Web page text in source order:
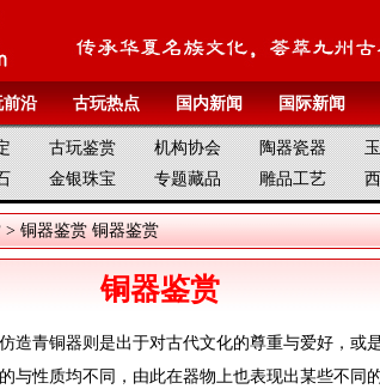
前沿 古玩热点 国内新闻 国际新闻
古玩鉴赏 机构协会 陶器瓷器
金银珠宝 专题藏品 雕品工艺
> 铜器鉴赏 铜器鉴赏
铜器鉴赏
造青铜器则是出于对古代文化的尊重与爱好，或
与性质均不同，由此在器物上也表现出某些不同